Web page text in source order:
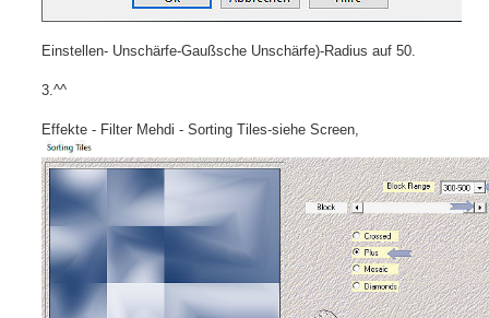
Einstellen- Unschärfe-Gaußsche Unschärfe)-Radius auf 50.
3.^^
Effekte - Filter Mehdi - Sorting Tiles-siehe Screen,